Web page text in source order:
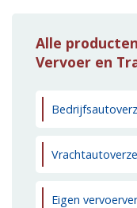
Alle
Vervoer en
Eigen